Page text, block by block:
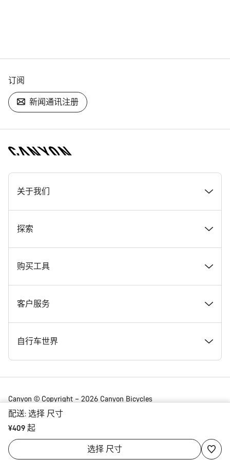
配送: 选择 尺寸
¥409 起
选择 尺寸
订阅
新闻通讯注册
[footer.linksList.title]
关于我们
奖项
在 Canyon 工作
Canyon 新闻发布室
条款和条件
法律披露
数据保护声明
探索
新闻和故事
提示和建议
Canyon Home Koblenz
会员礼遇
Canyon App
购买工具
找到您梦寐以求的 Canyon 自行车
现货自行车
找到您的 Canyon 尺寸
自行车对比
客户服务
支持中心
服务网点
送货
自行车世界
公路车
砾石车
Canyon © Copyright – 2026 Canyon Bicycles
GmbH – 保留所有权利
China | 简体中文